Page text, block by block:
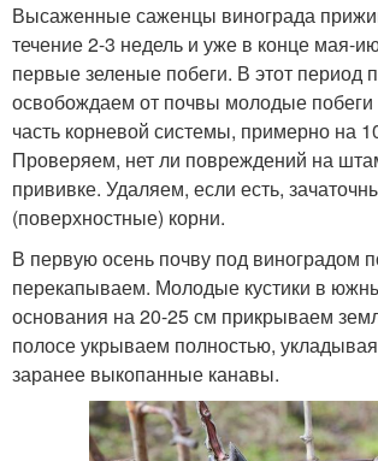
Высаженные саженцы винограда
течение 2-3 недель и уже в конце мая-
первые зеленые побеги. В этот период
освобождаем от почвы молодые
часть корневой системы, примерно на
Проверяем, нет ли повреждений на
прививке. Удаляем, если есть,
(поверхностные) корни.
В первую осень почву под виноградом
перекапываем. Молодые кустики в
основания на 20-25 см прикрываем
полосе укрываем полностью,
заранее выкопанные канавы.